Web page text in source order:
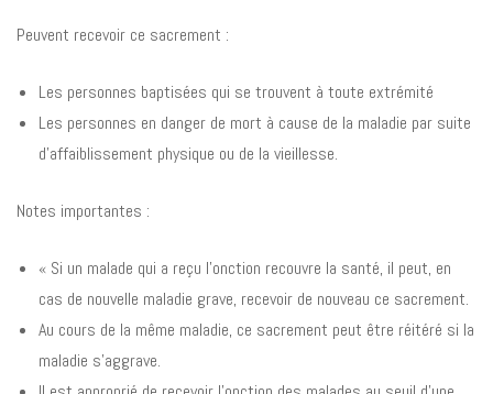
Peuvent recevoir ce sacrement :
Les personnes baptisées qui se trouvent à toute extrémité
Les personnes en danger de mort à cause de la maladie par suite
d’affaiblissement physique ou de la vieillesse.
Notes importantes :
« Si un malade qui a reçu l’onction recouvre la santé, il peut, en
cas de nouvelle maladie grave, recevoir de nouveau ce sacrement.
Au cours de la même maladie, ce sacrement peut être réitéré si la
maladie s’aggrave.